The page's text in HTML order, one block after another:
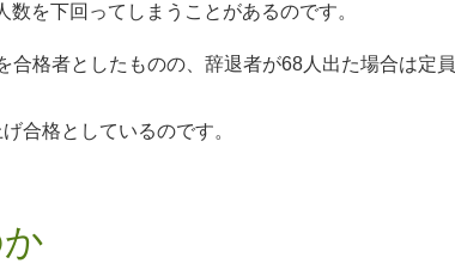
を下回ってしまうことがあるのです。
格者としたものの、辞退者が68人出た場合は定員
合格としているのです。